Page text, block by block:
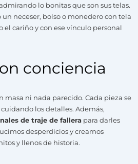
lo bonitas que son sus telas.
un neceser, bolso o monedero con tela
el cariño y con ese vínculo personal
conciencia
masa ni nada parecido. Cada pieza se
los detalles. Además,
de traje de fallera para darles
desperdicios y creamos
y llenos de historia.